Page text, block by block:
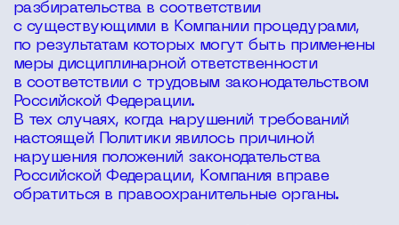
разбирательства в соответствии
с существующими в Компании процедурами,
по результатам которых могут быть применены
меры дисциплинарной ответственности
в соответствии с трудовым законодательством
Российской Федерации.
В тех случаях, когда нарушений требований
настоящей Политики явилось причиной
нарушения положений законодательства
Российской Федерации, Компания вправе
обратиться в правоохранительные органы.